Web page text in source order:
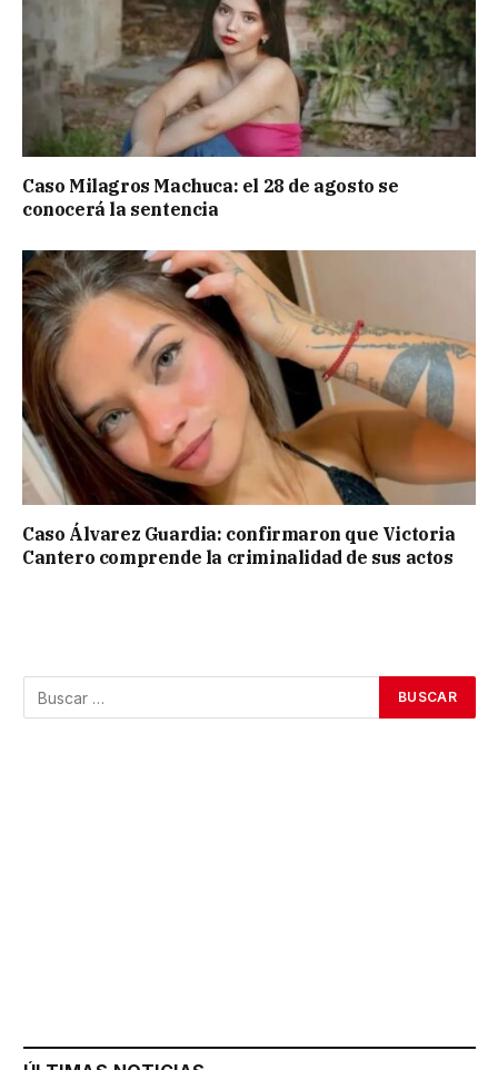
Caso Milagros Machuca: el 28 de agosto se
conocerá la sentencia
Caso Álvarez Guardia: confirmaron que Victoria
Cantero comprende la criminalidad de sus actos